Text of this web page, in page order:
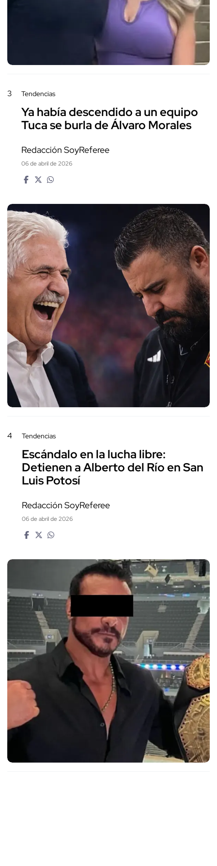
3 Tendencias
Ya había descendido a un equipo
Tuca se burla de Álvaro Morales
Redacción SoyReferee
06 de abril de 2026
4 Tendencias
Escándalo en la lucha libre:
Detienen a Alberto del Río en San
Luis Potosí
Redacción SoyReferee
06 de abril de 2026